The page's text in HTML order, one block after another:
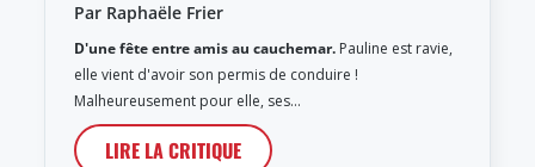
Par Raphaële Frier
D'une fête entre amis au cauchemar. Pauline est ravie,
elle vient d'avoir son permis de conduire !
Malheureusement pour elle, ses…
LIRE LA CRITIQUE